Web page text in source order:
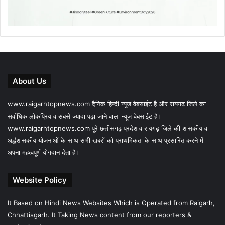
About Us
www.raigarhtopnews.com दैनिक हिन्दी न्यूज वेबसाईट है और रायगढ़ जिले का
सर्वाधिक लोकप्रिय व सबसे ज्यादा पढ़ा जाने वाला न्यूज वेबसाईट है।
www.raigarhtopnews.com पूरे छत्तीसगढ़ प्रदेश व रायगढ़ जिले की शासकीय व
अर्द्धशासकीय योजनाओं के साथ सभी खबरों को प्राथमिकता के साथ प्रसारित करने में
अपना महत्वपूर्ण योगदान देता है।
Website Policy
It Based on Hindi News Websites Which is Operated from Raigarh,
Chhattisgarh. It Taking News content from our reporters &